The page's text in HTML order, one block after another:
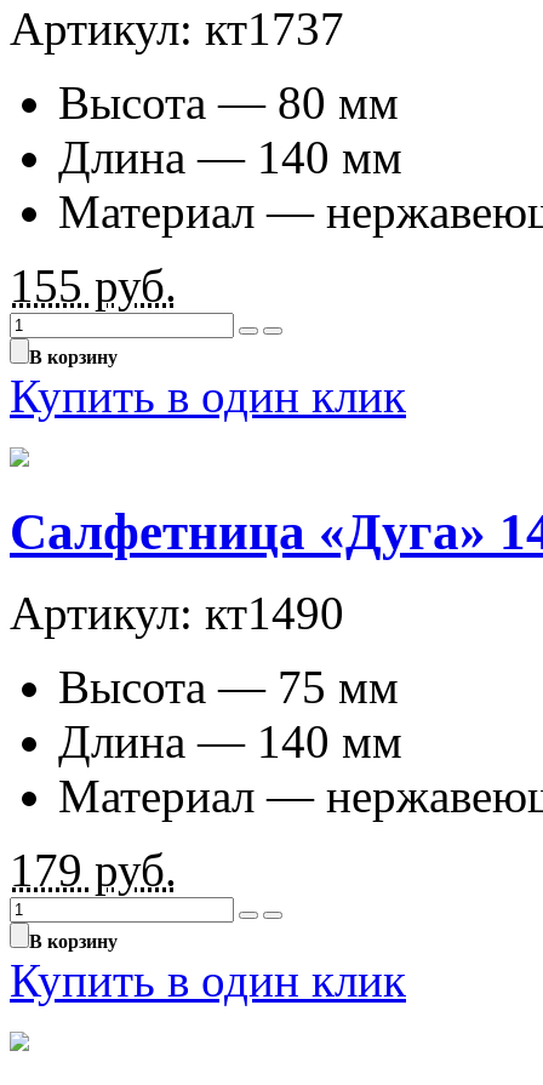
Артикул: кт1737
Высота — 80 мм
Длина — 140 мм
Материал —
155 руб.
В корзину
Купить в один клик
Салфетница «Дуга»
Артикул: кт1490
Высота — 75 мм
Длина — 140 мм
Материал —
179 руб.
В корзину
Купить в один клик